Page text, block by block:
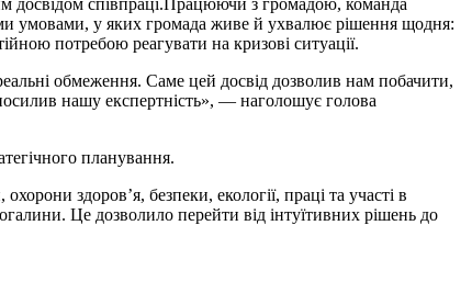
умовами, у яких громада живе й ухвалює рішення щодня:
потребою реагувати на кризові ситуації.
обмеження. Саме цей досвід дозволив нам побачити,
нашу експертність», — наголошує голова
планування.
здоров’я, безпеки, екології, праці та участі в
Це дозволило перейти від інтуїтивних рішень до